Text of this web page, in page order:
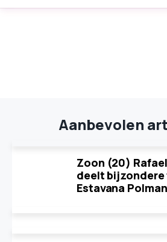
Aanbevolen
Zoon (20)
deelt
Estavana